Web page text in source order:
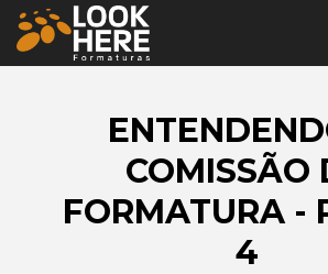
COMISSÃO
FORMATURA -
4